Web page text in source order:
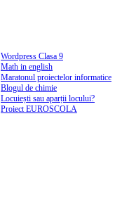
Wordpress Clasa 9
Math in english
Maratonul proiectelor informatice
Blogul de chimie
Locuiești sau aparții locului?
Proiect EUROSCOLA